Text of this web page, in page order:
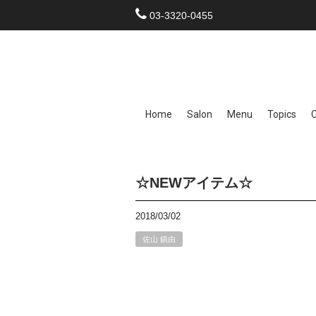
03-3320-0455
Home Salon Menu Topics
☆NEWアイテム☆
2018/03/02
佐山 鎮由